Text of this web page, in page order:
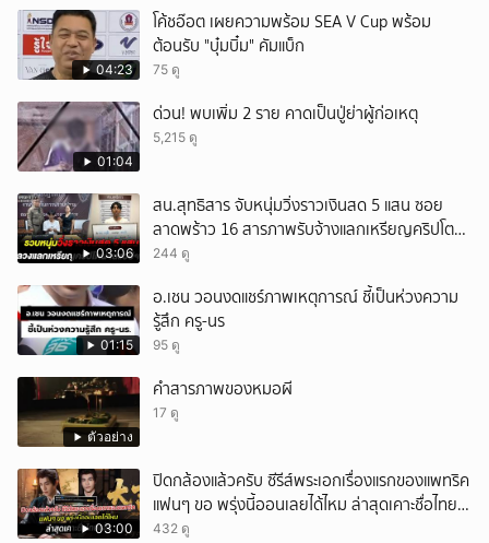
04:23
โค้ชอ๊อต เผยความพร้อม SEA V Cup พร้อม
ต้อนรับ "บุ๋มบิ๋ม" คัมแบ็ก
75 ดู
01:04
ด่วน! พบเพิ่ม 2 ราย คาดเป็นปู่ย่าผู้ก่อเหตุ
5,215 ดู
03:06
สน.สุทธิสาร จับหนุ่มวิ่งราวเงินสด 5 แสน ซอย
ลาดพร้าว 16 สารภาพรับจ้างแลกเหรียญคริปโต
ผ่านแอปฯ
244 ดู
01:15
อ.เชน วอนงดแชร์ภาพเหตุการณ์ ชี้เป็นห่วงความ
รู้สึก ครู-นร
95 ดู
ตัวอย่าง
คำสารภาพของหมอผี
17 ดู
03:00
ปิดกล้องแล้วครับ ซีรีส์พระเอกเรื่องแรกของแพทริค
แฟนๆ ขอ พรุ่งนี้ออนเลยได้ไหม ล่าสุดเคาะชื่อไทย
แล้ว
432 ดู